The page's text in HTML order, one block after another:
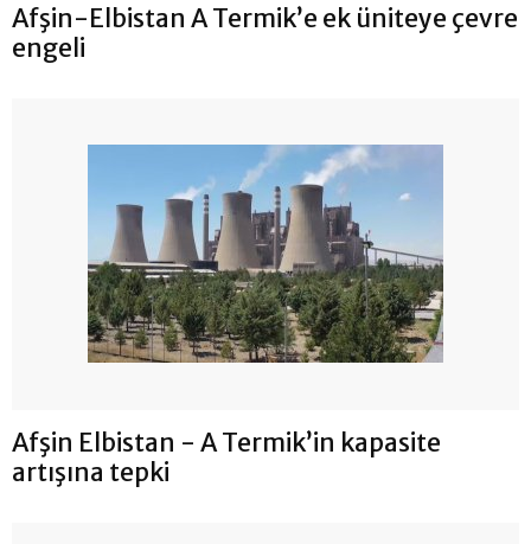
Afşin-Elbistan A Termik’e ek üniteye çevre
engeli
Afşin Elbistan - A Termik’in kapasite
artışına tepki